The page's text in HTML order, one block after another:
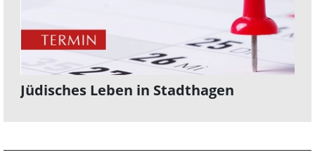
Jüdisches Leben in Stadthagen